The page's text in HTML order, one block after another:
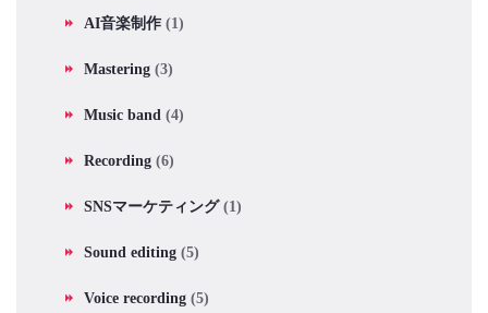
AI音楽制作 (1)
Mastering (3)
Music band (4)
Recording (6)
SNSマーケティング(1)
Sound editing (5)
Voice recording (5)